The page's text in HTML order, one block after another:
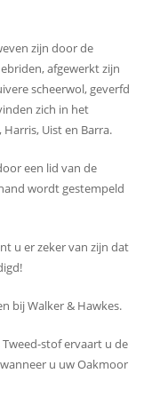
zijn door de
afgewerkt zijn
scheerwol, geverfd
zich in het
Uist en Barra.
een lid van de
wordt gestempeld
u er zeker van zijn dat
bij Walker & Hawkes.
stof ervaart u de
u uw Oakmoor